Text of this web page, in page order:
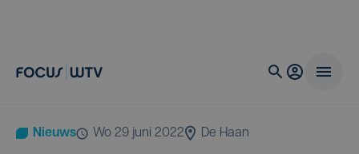
Nieuws wo 29 juni 2022 De Haan